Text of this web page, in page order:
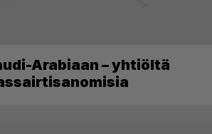
Arabiaan – yhtiöltä